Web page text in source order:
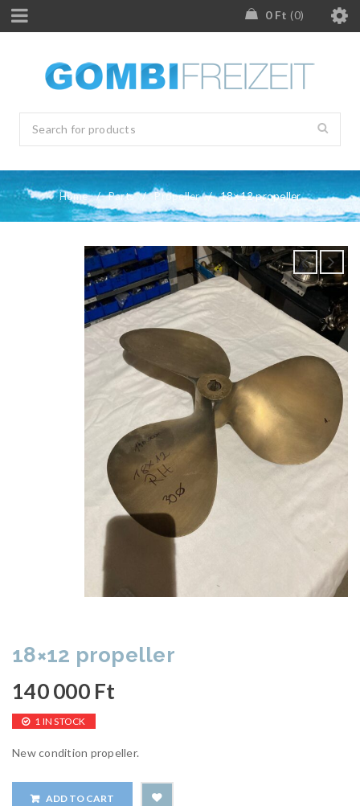
0 Ft 0
Home / Parts / Propeller / 18×12 propeller
18×12 propeller
140 000 Ft
1 IN STOCK
New condition propeller.
ADD TO CART